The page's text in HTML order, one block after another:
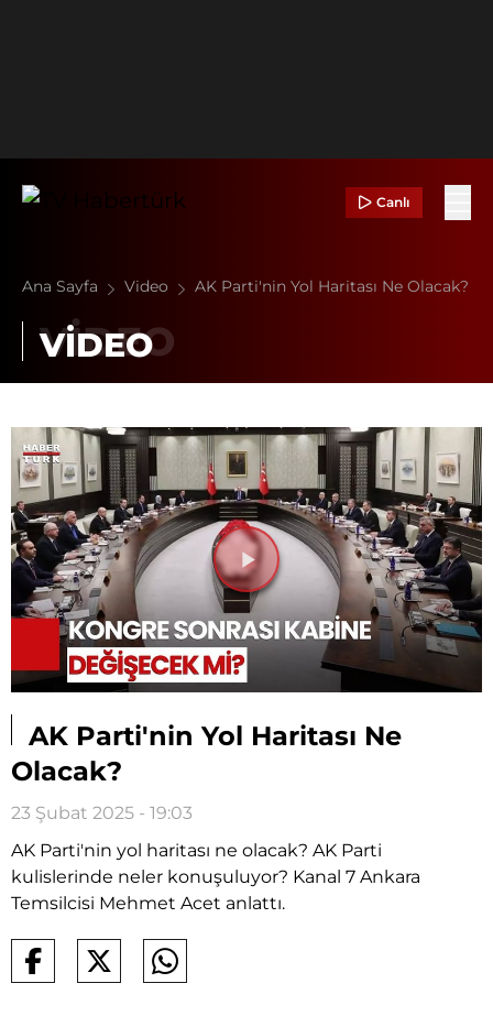
Canlı
Ana Sayfa Video AK Parti'nin Yol Haritası Ne Olacak?
VİDEO
Videoyu
Oynat
AK Parti'nin Yol Haritası Ne
Olacak?
23 Şubat 2025 - 19:03
AK Parti'nin yol haritası ne olacak? AK Parti
kulislerinde neler konuşuluyor? Kanal 7 Ankara
Temsilcisi Mehmet Acet anlattı.